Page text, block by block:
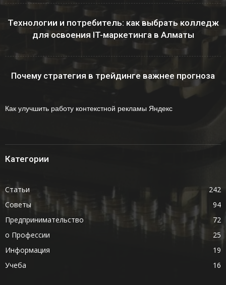
Технологии и потребитель: как выбрать колледж
для освоения IT-маркетинга в Алматы
Почему стратегия в трейдинге важнее прогноза
Как улучшить работу контекстной рекламы Яндекс
Категории
Статьи
242
Советы
94
Предпринимательство
72
о Профессии
25
Информация
19
Учеба
16